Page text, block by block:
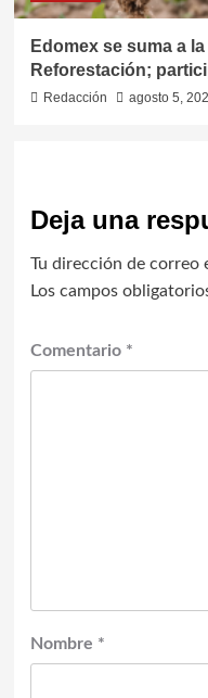
Edomex se suma a
Reforestación;
Redacción agosto 5,
Deja una
Tu dirección de correo
Los campos
Comentario *
Nombre *